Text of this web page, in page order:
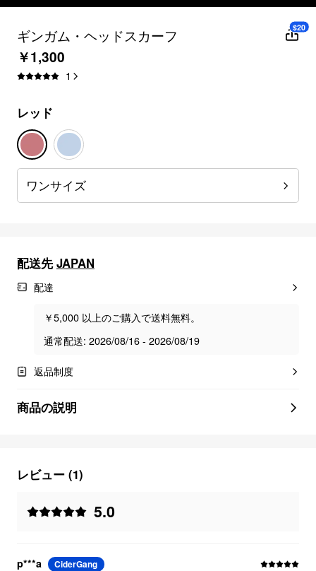
ギンガム・ヘッドスカーフ
￥1,300
1
$20
レッド
ワンサイズ
配送先 JAPAN
配達
￥5,000 以上のご購入で送料無料。
通常配送: 2026/08/16 - 2026/08/19
返品制度
商品の説明
レビュー (1)
5.0
p***a CiderGang